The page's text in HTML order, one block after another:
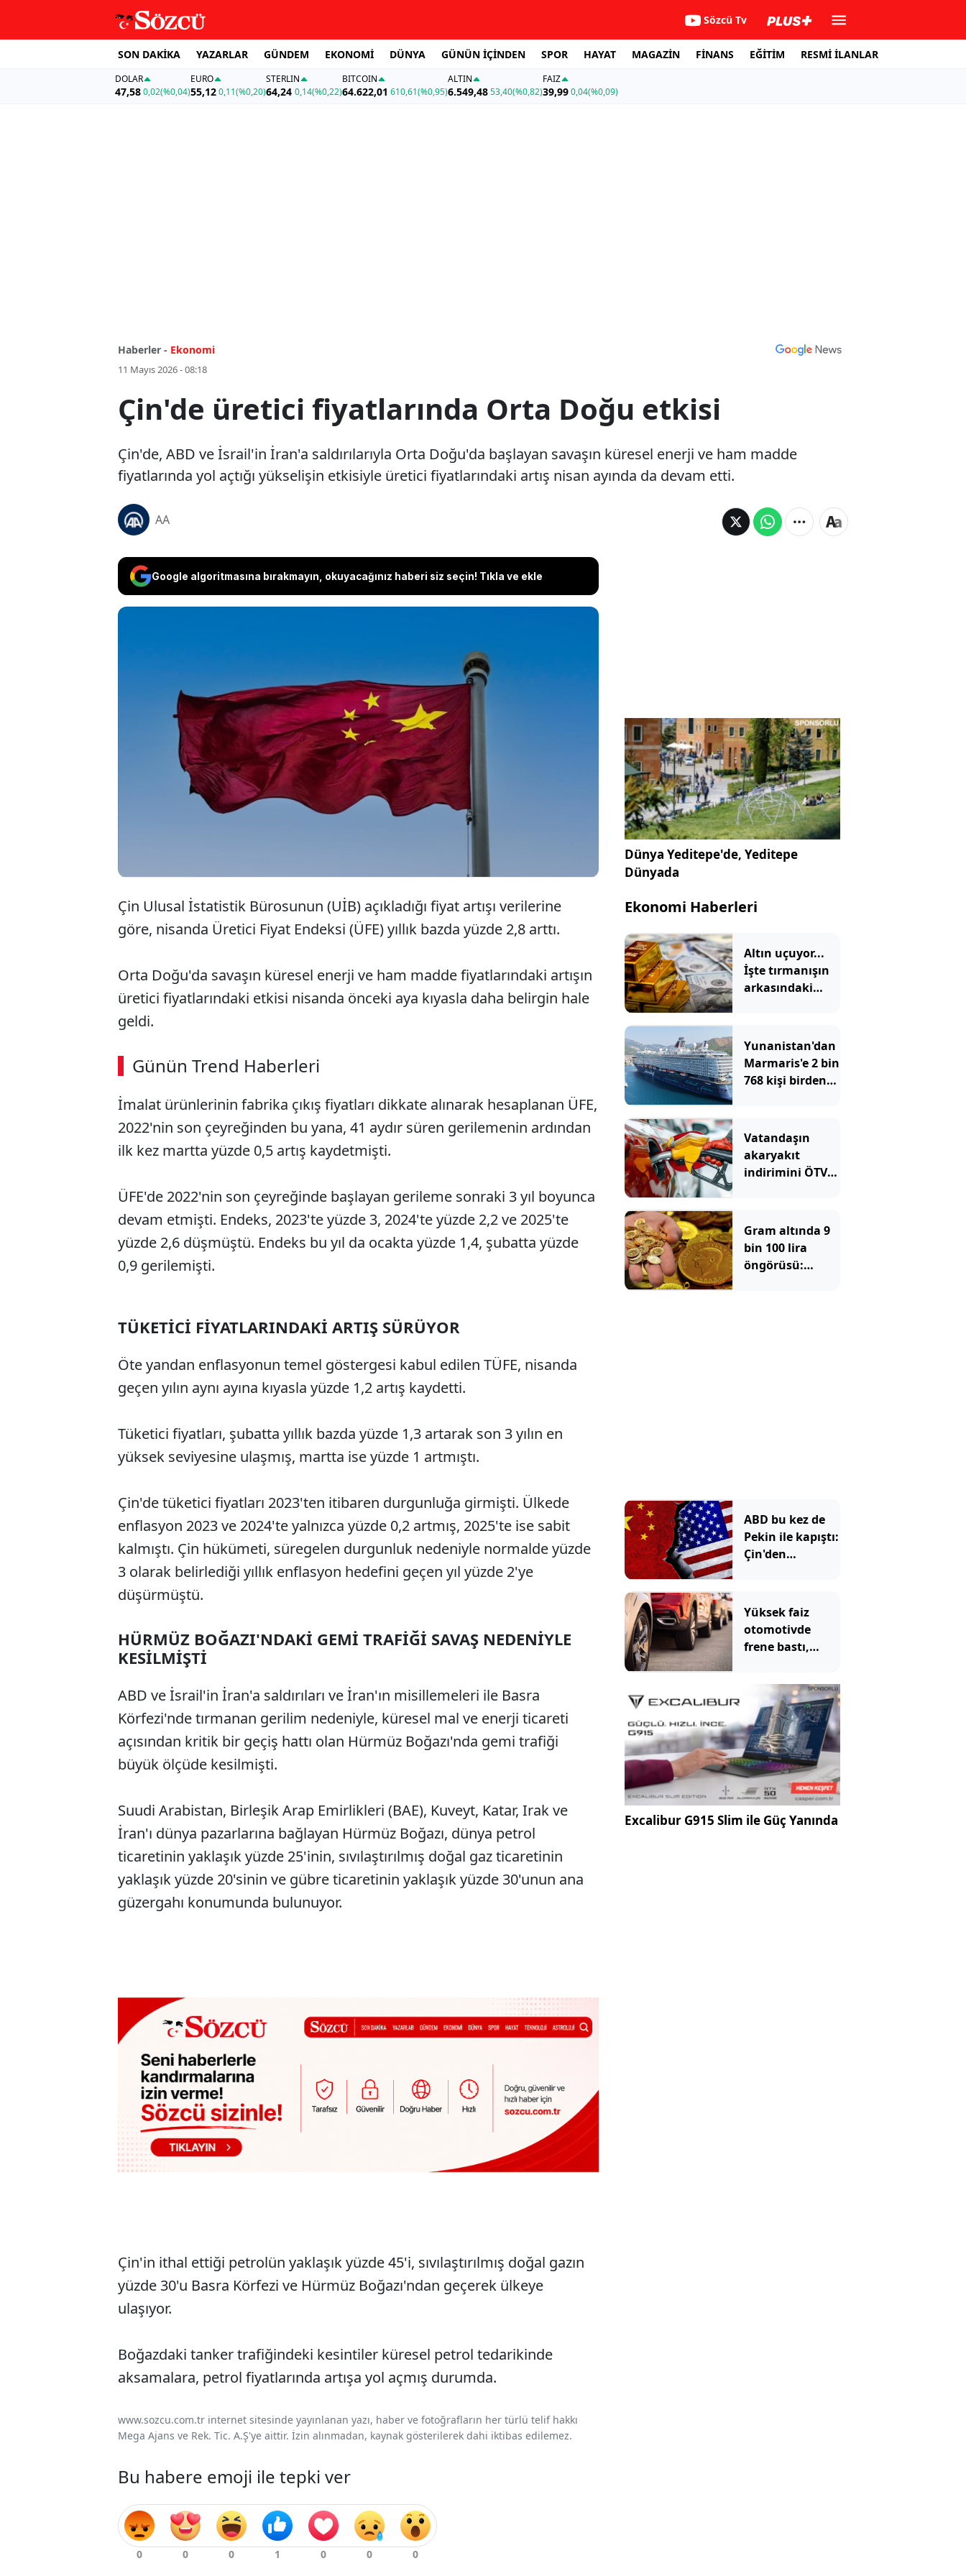
Sözcü Tv
SON DAKİKA YAZARLAR GÜNDEM EKONOMİ DÜNYA GÜNÜN İÇİNDEN SPOR HAYAT MAGAZİN FİNANS EĞİTİM RESMİ İLANLAR
DOLAR
47,580,02(%0,04)
EURO
55,12 0,11(%0,20)
STERLIN
64,24 0,14(%0,22)
BITCOIN
64.622,01 610,61(%0,95)
ALTIN
6.549,4853,40(%0,82)
FAİZ
39,990,04(%0,09)
Haberler - Ekonomi
11 Mayıs 2026 - 08:18
Çin'de üretici fiyatlarında Orta Doğu etkisi
Çin'de, ABD ve İsrail'in İran'a saldırılarıyla Orta Doğu'da başlayan savaşın küresel enerji ve ham madde
fiyatlarında yol açtığı yükselişin etkisiyle üretici fiyatlarındaki artış nisan ayında da devam etti.
AA
Google algoritmasına bırakmayın, okuyacağınız haberi siz seçin! Tıkla ve ekle
Çin'de, ABD ve İsrail'in İran'a saldırılarıyla Orta Doğu'da
başlayan savaşın küresel enerji ve ham madde fiyatlarında
yol açtığı yükselişin etkisiyle üretici fiyatlarındaki artış nisan
ayında da devam etti.
Çin Ulusal İstatistik Bürosunun (UİB) açıkladığı fiyat artışı verilerine
göre, nisanda Üretici Fiyat Endeksi (ÜFE) yıllık bazda yüzde 2,8 arttı.
Orta Doğu'da savaşın küresel enerji ve ham madde fiyatlarındaki artışın
üretici fiyatlarındaki etkisi nisanda önceki aya kıyasla daha belirgin hale
geldi.
Günün Trend Haberleri
İmalat ürünlerinin fabrika çıkış fiyatları dikkate alınarak hesaplanan ÜFE,
2022'nin son çeyreğinden bu yana, 41 aydır süren gerilemenin ardından
ilk kez martta yüzde 0,5 artış kaydetmişti.
ÜFE'de 2022'nin son çeyreğinde başlayan gerileme sonraki 3 yıl boyunca
devam etmişti. Endeks, 2023'te yüzde 3, 2024'te yüzde 2,2 ve 2025'te
yüzde 2,6 düşmüştü. Endeks bu yıl da ocakta yüzde 1,4, şubatta yüzde
0,9 gerilemişti.
TÜKETİCİ FİYATLARINDAKİ ARTIŞ SÜRÜYOR
Öte yandan enflasyonun temel göstergesi kabul edilen TÜFE, nisanda
geçen yılın aynı ayına kıyasla yüzde 1,2 artış kaydetti.
Tüketici fiyatları, şubatta yıllık bazda yüzde 1,3 artarak son 3 yılın en
yüksek seviyesine ulaşmış, martta ise yüzde 1 artmıştı.
Çin'de tüketici fiyatları 2023'ten itibaren durgunluğa girmişti. Ülkede
enflasyon 2023 ve 2024'te yalnızca yüzde 0,2 artmış, 2025'te ise sabit
kalmıştı. Çin hükümeti, süregelen durgunluk nedeniyle normalde yüzde
3 olarak belirlediği yıllık enflasyon hedefini geçen yıl yüzde 2'ye
düşürmüştü.
HÜRMÜZ BOĞAZI'NDAKİ GEMİ TRAFİĞİ SAVAŞ NEDENİYLE
KESİLMİŞTİ
ABD ve İsrail'in İran'a saldırıları ve İran'ın misillemeleri ile Basra
Körfezi'nde tırmanan gerilim nedeniyle, küresel mal ve enerji ticareti
açısından kritik bir geçiş hattı olan Hürmüz Boğazı'nda gemi trafiği
büyük ölçüde kesilmişti.
Suudi Arabistan, Birleşik Arap Emirlikleri (BAE), Kuveyt, Katar, Irak ve
İran'ı dünya pazarlarına bağlayan Hürmüz Boğazı, dünya petrol
ticaretinin yaklaşık yüzde 25'inin, sıvılaştırılmış doğal gaz ticaretinin
yaklaşık yüzde 20'sinin ve gübre ticaretinin yaklaşık yüzde 30'unun ana
güzergahı konumunda bulunuyor.
Çin'in ithal ettiği petrolün yaklaşık yüzde 45'i, sıvılaştırılmış doğal gazın
yüzde 30'u Basra Körfezi ve Hürmüz Boğazı'ndan geçerek ülkeye
ulaşıyor.
Boğazdaki tanker trafiğindeki kesintiler küresel petrol tedarikinde
aksamalara, petrol fiyatlarında artışa yol açmış durumda.​​​​​​​
www.sozcu.com.tr internet sitesinde yayınlanan yazı, haber ve fotoğrafların her türlü telif hakkı
Mega Ajans ve Rek. Tic. A.Ş'ye aittir. İzin alınmadan, kaynak gösterilerek dahi iktibas edilemez.
Bu habere emoji ile tepki ver
Dünya Yeditepe'de, Yeditepe
Dünyada
Ekonomi Haberleri
Altın uçuyor...
İşte tırmanışın
arkasındaki
Yunanistan'dan
Marmaris'e 2 bin
768 kişi birden
Vatandaşın
akaryakıt
indirimini ÖTV
Gram altında 9
bin 100 lira
öngörüsü:
ABD bu kez de
Pekin ile kapıştı:
Çin'den
Yüksek faiz
otomotivde
frene bastı,
derinleşebilir
Excalibur G915 Slim ile Güç Yanında